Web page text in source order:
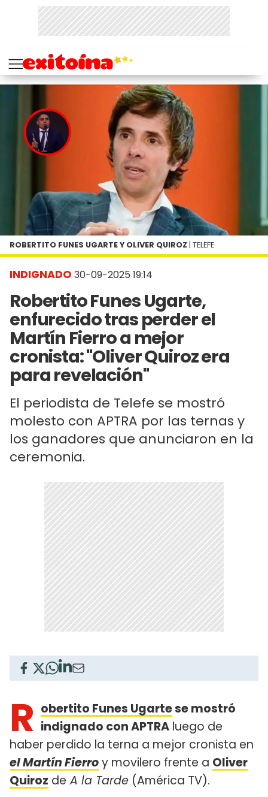
INDIGNADO 30-09-2025 19:14
Robertito Funes Ugarte,
enfurecido tras perder el
Martín Fierro a mejor
cronista: "Oliver Quiroz era
para revelación"
El periodista de Telefe se mostró
molesto con APTRA por las ternas y
los ganadores que anunciaron en la
ceremonia.
ROBERTITO FUNES UGARTE Y OLIVER QUIROZ | TELEFE
R obertito Funes Ugartese mostró
indignado con APTRA luego de
haber perdido la terna a mejor cronista en
el Martín Fierroy movilero frente a Oliver
Quiroz de A la Tarde (América TV).